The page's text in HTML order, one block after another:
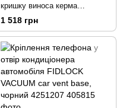
кришку виноса керма
FIDLOCK VACUUM ahead cap
base, чорний
1 518 грн